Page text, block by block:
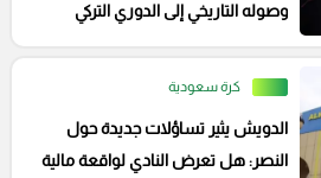
وصوله التاريخي إلى الدوري التركي
كرة سعودية
الدويش يثير تساؤلات جديدة حول
النصر: هل تعرض النادي لواقعة مالية